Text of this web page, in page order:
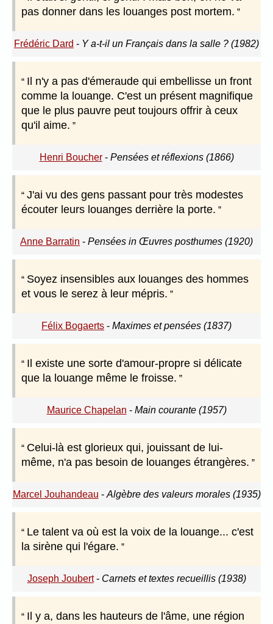
pas donner dans les louanges post mortem.
Frédéric Dard - Y a-t-il un Français dans la salle ? (1982)
Il n'y a pas d'émeraude qui embellisse un front
comme la louange. C'est un présent magnifique
que le plus pauvre peut toujours offrir à ceux
qu'il aime.
Henri Boucher- Pensées et réflexions (1866)
J'ai vu des gens passant pour très modestes
écouter leurs louanges derrière la porte.
Anne Barratin - Pensées in Œuvres posthumes (1920)
Soyez insensibles aux louanges des hommes
et vous le serez à leur mépris.
Félix Bogaerts - Maximes et pensées (1837)
Il existe une sorte d'amour-propre si délicate
que la louange même le froisse.
Maurice Chapelan - Main courante (1957)
Celui-là est glorieux qui, jouissant de lui-
même, n'a pas besoin de louanges étrangères.
Marcel Jouhandeau - Algèbre des valeurs morales (1935)
Le talent va où est la voix de la louange... c'est
la sirène qui l'égare.
Joseph Joubert- Carnets et textes recueillis (1938)
Il y a, dans les hauteurs de l'âme, une région